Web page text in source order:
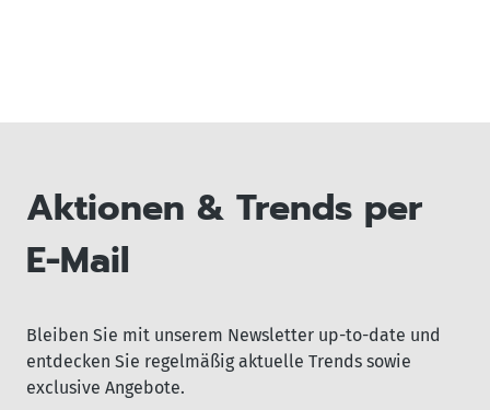
Aktionen & Trends per
E-Mail
Bleiben Sie mit unserem Newsletter up-to-date und
entdecken Sie regelmäßig aktuelle Trends sowie
exclusive Angebote.